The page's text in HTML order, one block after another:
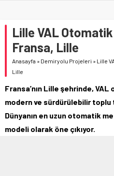
Lille VAL
Fransa, Lille
Anasayfa » Demiryolu Projeleri » Lille
Lille
Fransa’nın Lille şehrinde,
modern ve sürdürülebilir toplu
Dünyanın en uzun otomatik
modeli olarak öne çıkıyor.